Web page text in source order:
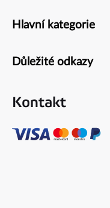
Zápatí
Hlavní kategorie
Důležité odkazy
Kontakt